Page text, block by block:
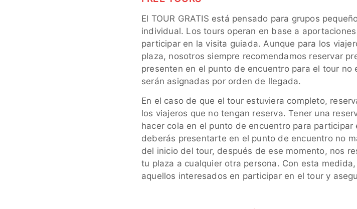
El TOUR GRATIS está pensado para grupos
individual. Los tours operan en base a
participar en la visita guiada. Aunque para los
plaza, nosotros siempre recomendamos reservar
presenten en el punto de encuentro para el tour
serán asignadas por orden de llegada.
En el caso de que el tour estuviera completo,
los viajeros que no tengan reserva. Tener una
hacer cola en el punto de encuentro para
deberás presentarte en el punto de encuentro no
del inicio del tour, después de ese momento, nos
tu plaza a cualquier otra persona. Con esta
aquellos interesados en participar en el tour y